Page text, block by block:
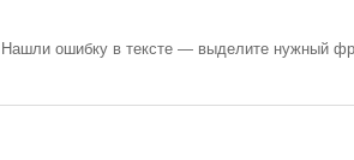
Нашли ошибку в тексте — выделите нужный